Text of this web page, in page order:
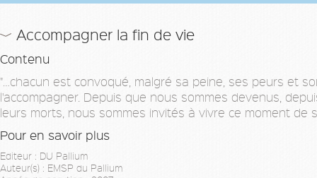
Accompagner la fin de vie
Contenu
"…chacun est convoqué, malgré sa peine, ses peurs et
l'accompagner. Depuis que nous sommes devenus,
leurs morts, nous sommes invités à vivre ce moment de
Pour en savoir plus
Editeur : DU Pallium
Auteur(s) : EMSP du Pallium